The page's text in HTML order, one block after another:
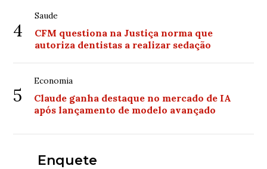
4
Saude
CFM questiona na Justiça norma que
autoriza dentistas a realizar sedação
5
Economia
Claude ganha destaque no mercado de IA
após lançamento de modelo avançado
Enquete